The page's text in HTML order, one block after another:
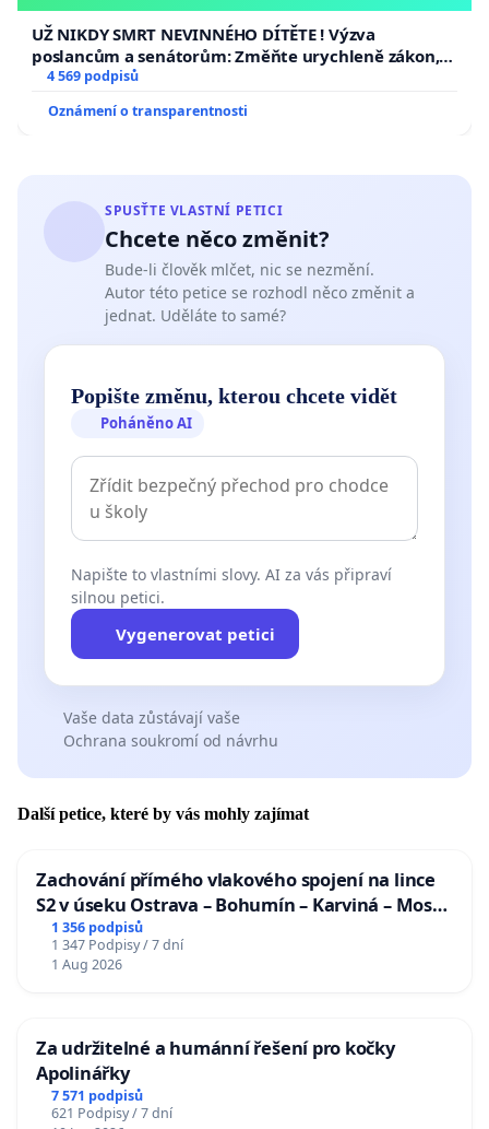
UŽ NIKDY SMRT NEVINNÉHO DÍTĚTE ! Výzva
poslancům a senátorům: Změňte urychleně zákon,
aby se tragédie malé Viktorky už nemohla opakovat!
4 569 podpisů
Oznámení o transparentnosti
SPUSŤTE VLASTNÍ PETICI
Chcete něco změnit?
Bude-li člověk mlčet, nic se nezmění.
Autor této petice se rozhodl něco změnit a
jednat. Uděláte to samé?
Popište změnu, kterou chcete vidět
Poháněno AI
Napište to vlastními slovy. AI za vás připraví
silnou petici.
Vygenerovat petici
Vaše data zůstávají vaše
Ochrana soukromí od návrhu
Další petice, které by vás mohly zajímat
Zachování přímého vlakového spojení na lince
S2 v úseku Ostrava – Bohumín – Karviná – Mosty
u Jablunkova
1 356 podpisů
1 347 Podpisy / 7 dní
1 Aug 2026
Za udržitelné a humánní řešení pro kočky
Apolinářky
7 571 podpisů
621 Podpisy / 7 dní